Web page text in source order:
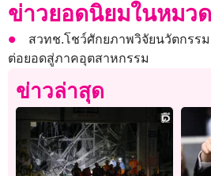
ข่าวยอดนิยมในหมว
สวทช.โชว์ศักยภาพวิจัยนวัตกรรม
ต่อยอดสู่ภาคอุตสาหกรรม
ข่าวล่าสุด